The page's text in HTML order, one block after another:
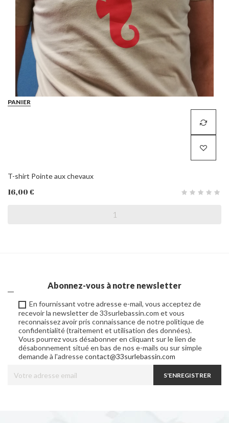
PANIER
T-shirt Pointe aux chevaux
16,00 €
Abonnez-vous à notre newsletter
En fournissant votre adresse e-mail, vous acceptez de
recevoir la newsletter de 33surlebassin.com et vous
reconnaissez avoir pris connaissance de notre politique de
confidentialité (traitement et utilisation des données).
Vous pourrez vous désabonner en cliquant sur le lien de
désabonnement situé en bas de nos e-mails ou sur simple
demande à l'adressecontact@33surlebassin.com
S'ENREGISTRER